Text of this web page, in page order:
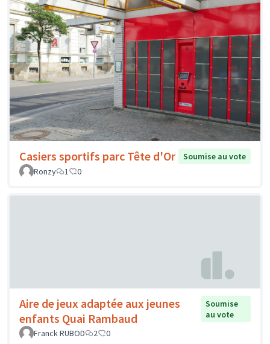
Casiers sportifs parc Tête d'Or
Soumise au vote
Ronzy
1 0
Aire de jeux adaptée aux jeunes
enfants Quai Rambaud
Soumise
au vote
Franck RUBOD
2 0